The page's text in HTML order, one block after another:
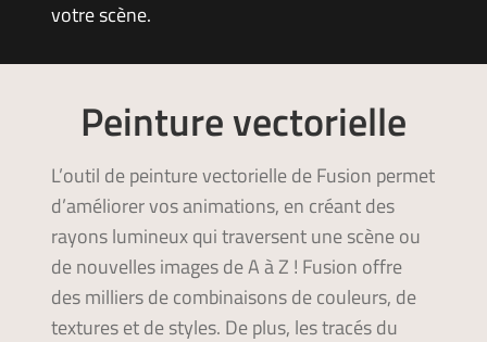
votre scène.
Peinture vectorielle
L’outil de peinture vectorielle de Fusion permet
d’améliorer vos animations, en créant des
rayons lumineux qui traversent une scène ou
de nouvelles images de A à Z ! Fusion offre
des milliers de combinaisons de couleurs, de
textures et de styles. De plus, les tracés du